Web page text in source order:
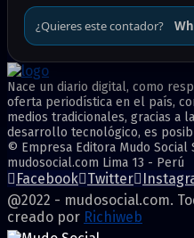
¿Quieres este contador?
Nace un diario digital, como
oferta periodística en el país,
medios tradicionales, gracias a
desarrollo tecnológico, es
© Empresa Editora Mudo Social
mudosocial.com Lima 13 - Perú
Facebook Twitter
@2022 - mudosocial.com.
creado por Richiweb